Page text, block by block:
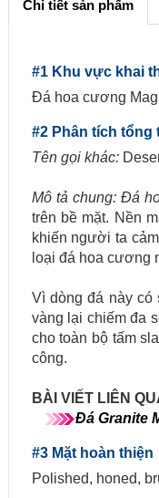
Chi tiết sản phẩm
#1 Khu vực khai
Đá hoa cương
#2 Phân tích tổng
Tên gọi khác:
Mô tả chung: Đá
trên bề mặt. Nền
khiến người ta
loại đá hoa cương
Vì dòng đá này có
vàng lại chiếm đa
cho toàn bộ tấm
công.
BÀI VIẾT LIÊN
Đá Granite
#3 Mặt hoàn thiện
Polished, honed,